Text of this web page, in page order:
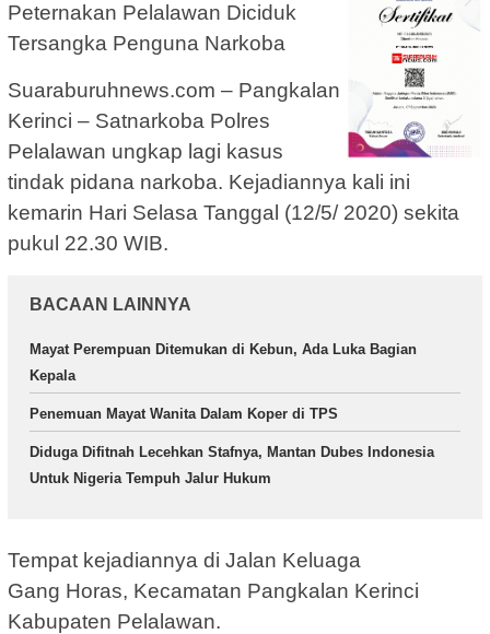
Peternakan Pelalawan Diciduk
Tersangka Penguna Narkoba
Suaraburuhnews.com – Pangkalan
Kerinci – Satnarkoba Polres
Pelalawan ungkap lagi kasus
tindak pidana narkoba. Kejadiannya kali ini
kemarin Hari Selasa Tanggal (12/5/ 2020) sekita
pukul 22.30 WIB.
BACAAN LAINNYA
Mayat Perempuan Ditemukan di Kebun, Ada Luka Bagian
Kepala
Penemuan Mayat Wanita Dalam Koper di TPS
Diduga Difitnah Lecehkan Stafnya, Mantan Dubes Indonesia
Untuk Nigeria Tempuh Jalur Hukum
Tempat kejadiannya di Jalan Keluaga
Gang Horas, Kecamatan Pangkalan Kerinci
Kabupaten Pelalawan.